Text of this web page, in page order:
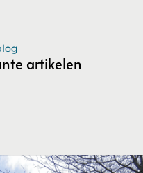
artikelen